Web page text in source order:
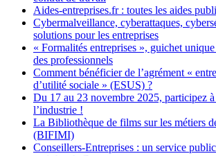
Aides-entreprises.fr : toutes les aides
Cybermalveillance, cyberattaques,
solutions pour les entreprises
« Formalités entreprises », guichet
des professionnels
Comment bénéficier de l’agrément «
d’utilité sociale » (ESUS) ?
Du 17 au 23 novembre 2025, participez
l’industrie !
La Bibliothèque de films sur les métiers
(BIFIMI)
Conseillers-Entreprises : un service